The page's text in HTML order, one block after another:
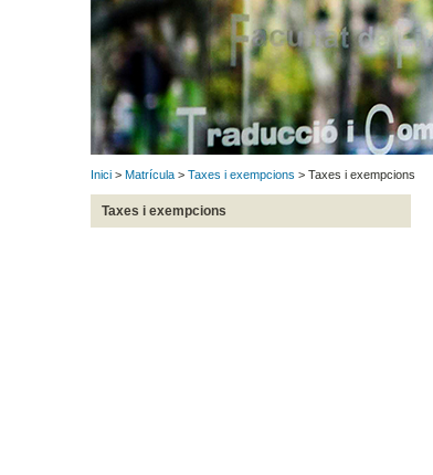
Inici > Matrícula > Taxes i exempcions > Taxes i exempcions
Taxes i exempcions